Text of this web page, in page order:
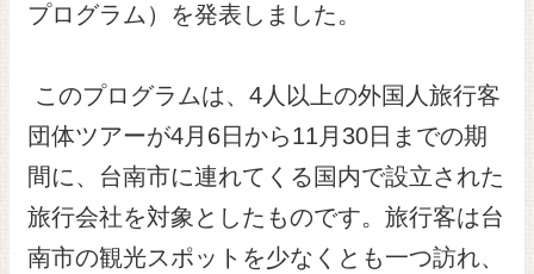
页
English
市
政
プログラム）を発表しました。
このプログラムは、4人以上の外国人旅行客
団体ツアーが4月6日から11月30日までの期
間に、台南市に連れてくる国内で設立された
旅行会社を対象としたものです。旅行客は台
南市の観光スポットを少なくとも一つ訪れ、